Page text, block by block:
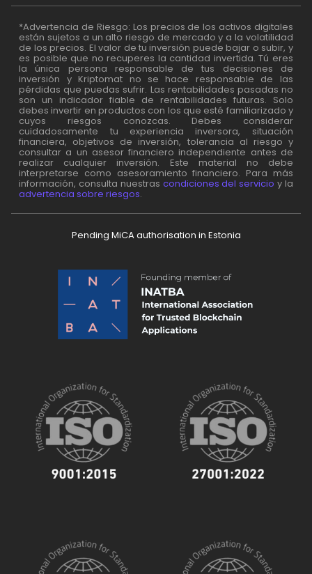
*Advertencia de Riesgo: Los precios de los activos digitales
están sujetos a un alto riesgo de mercado y a la volatilidad
de los precios. El valor de tu inversión puede bajar o subir, y
es posible que no recuperes la cantidad invertida. Tú eres
la única persona responsable de tus decisiones de
inversión y Kriptomat no se hace responsable de las
pérdidas que puedas sufrir. Las rentabilidades pasadas no
son un indicador fiable de rentabilidades futuras. Solo
debes invertir en productos con los que esté familiarizado y
cuyos riesgos conozcas. Debes considerar
cuidadosamente tu experiencia inversora, situación
financiera, objetivos de inversión, tolerancia al riesgo y
consultar a un asesor financiero independiente antes de
realizar cualquier inversión. Este material no debe
interpretarse como asesoramiento financiero. Para más
información, consulta nuestras condiciones del servicio y la
advertencia sobre riesgos.
Pending MiCA authorisation in Estonia